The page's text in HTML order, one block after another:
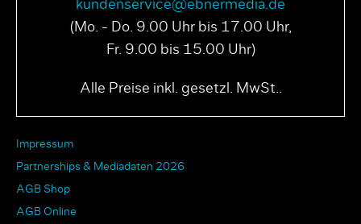
kundenservice@ebnermedia.de
(Mo. - Do. 9.00 Uhr bis 17.00 Uhr,
Fr. 9.00 bis 15.00 Uhr)
Alle Preise inkl. gesetzl. MwSt..
Impressum
Partnerships & Mediadaten 2026
AGB Shop
AGB Online